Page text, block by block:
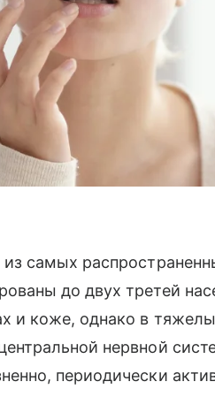
самых
до двух третей
и коже, однако в
нервной
периодически